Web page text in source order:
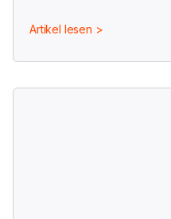
engere Kundenbindung.
Artikel lesen >